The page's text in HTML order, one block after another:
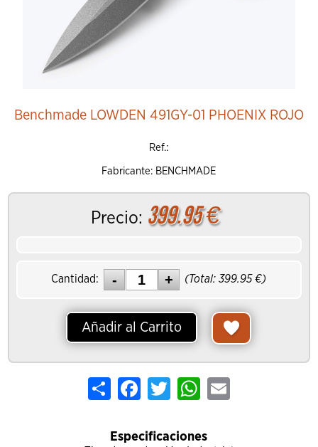
Benchmade LOWDEN 491GY-01 PHOENIX ROJO
Ref.:
Fabricante: BENCHMADE
Precio: 399.95€
Cantidad: (Total:399.95 €)
Añadir al Carrito
Share FacebookTwitterWhatsApp
Email
Especificaciones